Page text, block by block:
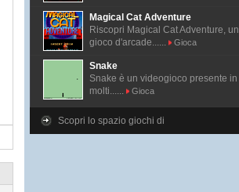
Magical Cat Adventure
Riscopri Magical Cat Adventure, un
gioco d'arcade......
Gioca
Snake
Snake è un videogioco presente in
molti......
Gioca
Scopri lo spazio giochi di